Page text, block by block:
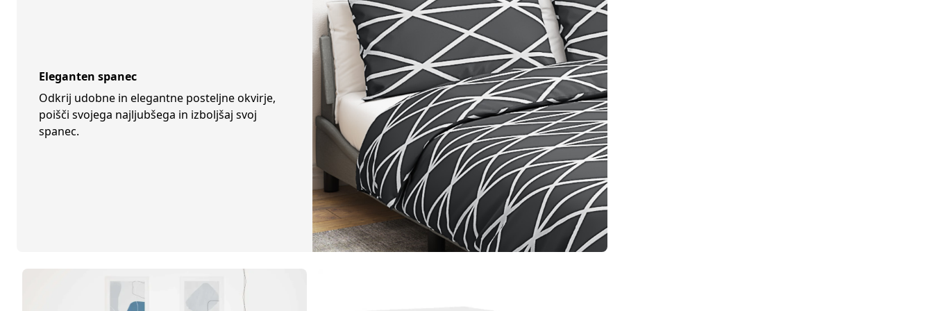
Eleganten spanec
Odkrij udobne in elegantne posteljne okvirje,
poišči svojega najljubšega in izboljšaj svoj
spanec.